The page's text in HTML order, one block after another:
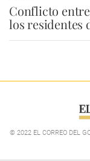
Conflicto
los residentes
© 2022 EL CORREO DEL